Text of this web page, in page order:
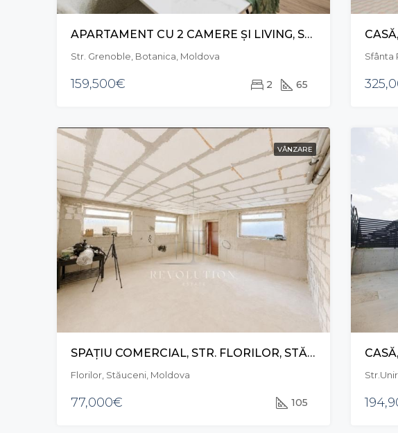
APARTAMENT CU 2 CAMERE ȘI LIVING, STR. GRENOBLE, BOTANICA
Str. Grenoble, Botanica, Moldova
159,500€ 2 65
Sfânta
VÂNZARE
SPAȚIU COMERCIAL, STR. FLORILOR, STĂUCENI
Florilor, Stăuceni, Moldova
77,000€ 105